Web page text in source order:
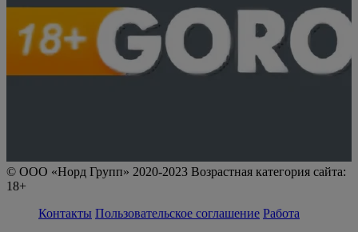
© ООО «Норд Групп» 2020-2023 Возрастная категория сайта:
18+
Контакты Пользовательское соглашение Работа